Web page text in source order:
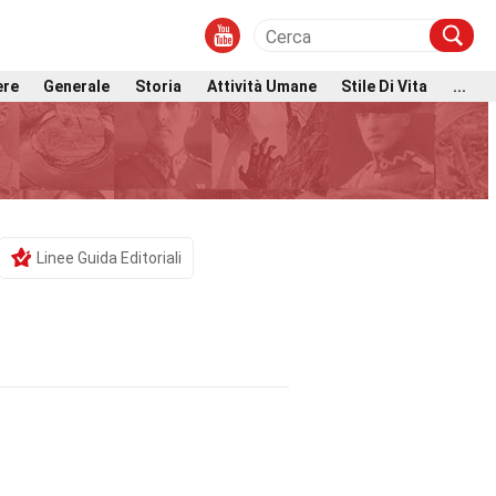
Generale Storia Attività Umane Stile Di Vita ...
Linee Guida Editoriali